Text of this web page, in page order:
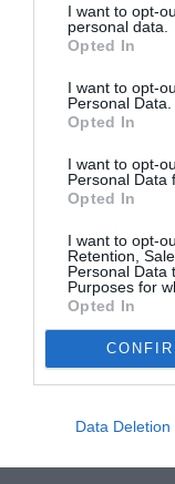
I want to opt-
personal data.
Opted In
I want to opt-
Personal Data.
Opted In
I want to opt-
Personal Data
Opted In
I want to opt-
Retention,
Personal Data
Purposes for
Opted In
Data Deletion
Δήμος
κοινότητας
1. ΜΠΑΓΟΥΡΔΗΣ
Δήμος
κοινότητας
1. ΜΕΡΚΟΥΡΗΣ
Δήμος
κοινότητας
1. ΜΕΡΚΟΥΡΗΣ